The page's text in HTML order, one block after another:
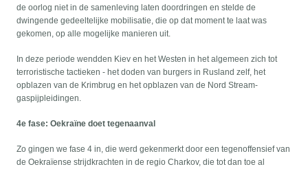
de oorlog niet in de samenleving laten doordringen en stelde de
dwingende gedeeltelijke mobilisatie, die op dat moment te laat was
gekomen, op alle mogelijke manieren uit.
In deze periode wendden Kiev en het Westen in het algemeen zich tot
terroristische tactieken - het doden van burgers in Rusland zelf, het
opblazen van de Krimbrug en het opblazen van de Nord Stream-
gaspijpleidingen.
4e fase: Oekraïne doet tegenaanval
Zo gingen we fase 4 in, die werd gekenmerkt door een tegenoffensief van
de Oekraïense strijdkrachten in de regio Charkov, die tot dan toe al